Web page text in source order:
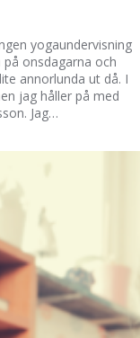
yogaundervisning
onsdagarna och
annorlunda ut då. I
jag håller på med
Jag…